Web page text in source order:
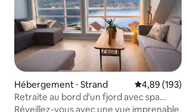
Hébergement ⋅ Strand Évaluation
4,89 (193)
Retraite au bord d'un fjord avec spa
aquatique près du Preikestolen
Réveillez-vous avec une vue imprenable